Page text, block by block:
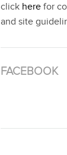
click here for
and site
FACEBOOK